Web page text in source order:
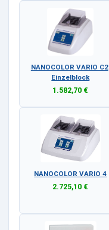
NANOCOLOR VARIO C2,
Einzelblock
1.582,70 €
NANOCOLOR VARIO 4
2.725,10 €